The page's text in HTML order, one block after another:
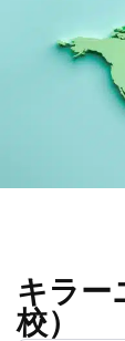
キラー
校）